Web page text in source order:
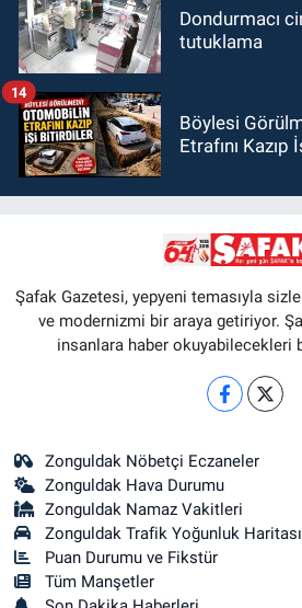
Dondurmacı
tutuklama
Böylesi
Etrafını
14
Şafak Gazetesi, yepyeni temasıyla
ve modernizmi bir araya getiriyor.
insanlara haber okuyabilecekleri
Zonguldak Nöbetçi Eczaneler
Zonguldak Hava Durumu
Zonguldak Namaz Vakitleri
Zonguldak Trafik Yoğunluk Haritası
Puan Durumu ve Fikstür
Tüm Manşetler